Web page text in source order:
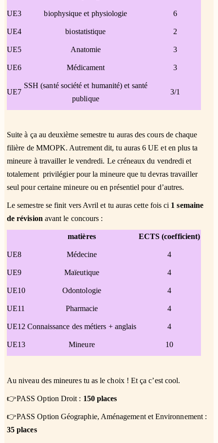
UE3 biophysique et physiologie 6
UE4 biostatistique 2
UE5 Anatomie 3
UE6 Médicament 3
UE7
SSH (santé société et humanité) et santé
publique
3/1
Suite à ça au deuxième semestre tu auras des cours de chaque
filière de MMOPK. Autrement dit, tu auras 6 UE et en plus ta
mineure à travailler le vendredi. Le créneaux du vendredi et
totalement privilégier pour la mineure que tu devras travailler
seul pour certaine mineure ou en présentiel pour d’autres.
Le semestre se finit vers Avril et tu auras cette fois ci 1 semaine
de révision avant le concours :
matières ECTS (coefficient)
UE8 Médecine 4
UE9 Maïeutique 4
UE10 Odontologie 4
UE11 Pharmacie 4
UE12 Connaissance des métiers + anglais 4
UE13 Mineure 10
Au niveau des mineures tu as le choix ! Et ça c’est cool.
👉PASS Option Droit : 150 places
👉PASS Option Géographie, Aménagement et Environnement :
35 places